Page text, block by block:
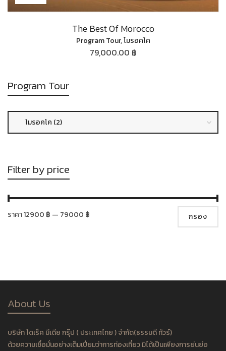
The Best Of Morocco
Program Tour,โมรอคโค
79,000.00 ฿
Program Tour
Filter by price
กรอง
ราคา12900 ฿ — 79000 ฿
About Us
บริษัท ไดเร็ค มีเดีย กรุ๊ป ( ประเทศไทย ) จำกัด(ธรรมดี ทัวร์)
ด้วยความเชื่อมั่นอย่างเต็มเปี่ยมว่าการท่องเที่ยว มิได้เป็นเพียงการย่นย่อ